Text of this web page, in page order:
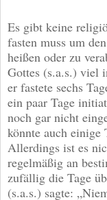
Es gibt keine
fasten muss um
heißen oder zu
Gottes (s.a.s.) viel
er fastete sechs
ein paar Tage
noch gar nicht
könnte auch einige
Allerdings ist es
regelmäßig an
zufällig die Tage
(s.a.s.) sagte: